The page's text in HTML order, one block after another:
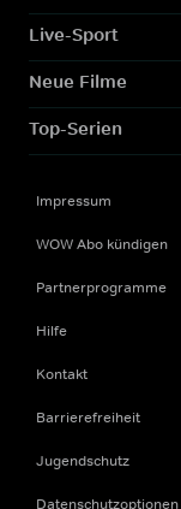
Live-Sport
Neue Filme
Top-Serien
Impressum
WOW Abo kündigen
Partnerprogramme
Hilfe
Kontakt
Barrierefreiheit
Jugendschutz
Datenschutzoptionen